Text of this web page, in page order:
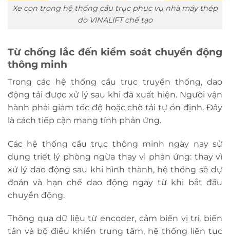
Xe con trong hệ thống cầu trục phục vụ nhà máy thép
do VINALIFT chế tạo
Từ chống lắc đến kiểm soát chuyển động
thông minh
Trong các hệ thống cầu trục truyền thống, dao
động tải được xử lý sau khi đã xuất hiện. Người vận
hành phải giảm tốc độ hoặc chờ tải tự ổn định. Đây
là cách tiếp cận mang tính phản ứng.
Các hệ thống cầu trục thông minh ngày nay sử
dụng triết lý phòng ngừa thay vì phản ứng: thay vì
xử lý dao động sau khi hình thành, hệ thống sẽ dự
đoán và hạn chế dao động ngay từ khi bắt đầu
chuyển động.
Thông qua dữ liệu từ encoder, cảm biến vị trí, biến
tần và bộ điều khiển trung tâm, hệ thống liên tục